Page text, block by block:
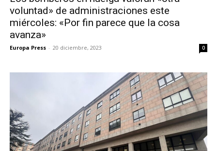
voluntad» de administraciones este
miércoles: «Por fin parece que la cosa
avanza»
Europa Press - 20 diciembre, 2023 0